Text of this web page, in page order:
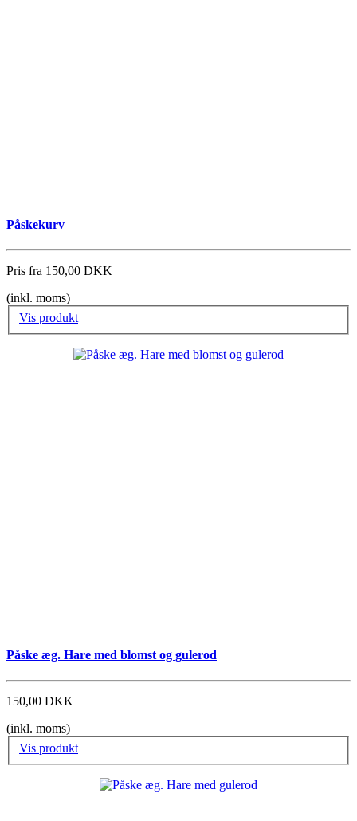
Påskekurv
Pris fra 150,00 DKK
(inkl. moms)
Vis produkt
Påske æg. Hare med blomst og gulerod
150,00 DKK
(inkl. moms)
Vis produkt